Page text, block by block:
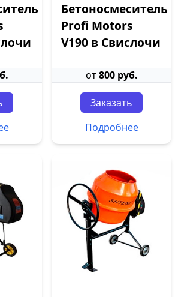
Бетоносмеситель
Profi Motors
V190 в Свислочи
от800 руб.
Заказать
Подробнее